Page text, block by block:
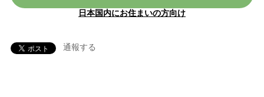
日本国内にお住まいの方向け
通報する